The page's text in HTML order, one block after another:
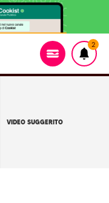
2
VIDEO SUGGERITO